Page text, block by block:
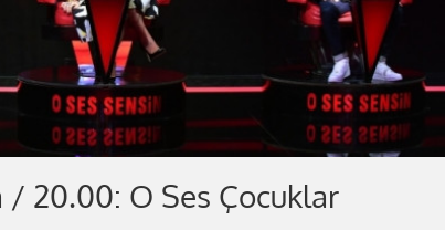
20.00: O Ses Çocuklar